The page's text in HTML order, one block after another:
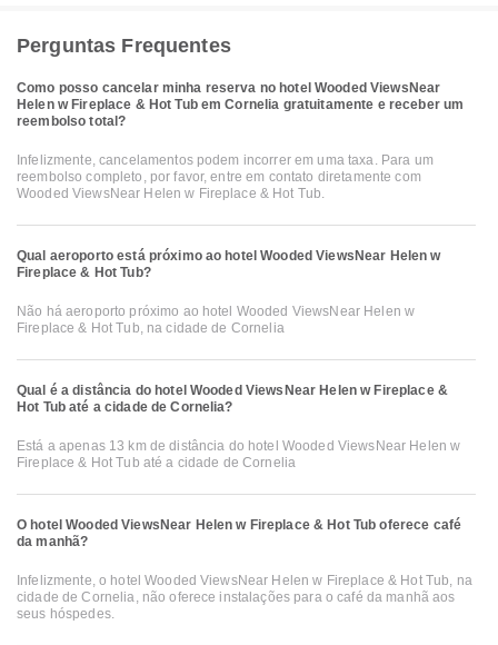
Perguntas Frequentes
Como posso cancelar minha reserva no hotel Wooded ViewsNear
Helen w Fireplace & Hot Tub em Cornelia gratuitamente e receber um
reembolso total?
Infelizmente, cancelamentos podem incorrer em uma taxa. Para um
reembolso completo, por favor, entre em contato diretamente com
Wooded ViewsNear Helen w Fireplace & Hot Tub.
Qual aeroporto está próximo ao hotel Wooded ViewsNear Helen w
Fireplace & Hot Tub?
Não há aeroporto próximo ao hotel Wooded ViewsNear Helen w
Fireplace & Hot Tub, na cidade de Cornelia
Qual é a distância do hotel Wooded ViewsNear Helen w Fireplace &
Hot Tub até a cidade de Cornelia?
Está a apenas 13 km de distância do hotel Wooded ViewsNear Helen w
Fireplace & Hot Tub até a cidade de Cornelia
O hotel Wooded ViewsNear Helen w Fireplace & Hot Tub oferece café
da manhã?
Infelizmente, o hotel Wooded ViewsNear Helen w Fireplace & Hot Tub, na
cidade de Cornelia, não oferece instalações para o café da manhã aos
seus hóspedes.